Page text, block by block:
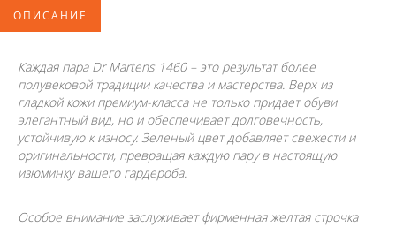
ОПИСАНИЕ
Каждая пара Dr Martens 1460 – это результат более
полувековой традиции качества и мастерства. Верх из
гладкой кожи премиум-класса не только придает обуви
элегантный вид, но и обеспечивает долговечность,
устойчивую к износу. Зеленый цвет добавляет свежести и
оригинальности, превращая каждую пару в настоящую
изюминку вашего гардероба.
Особое внимание заслуживает фирменная желтая строчка